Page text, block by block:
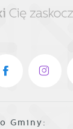
Gminy: